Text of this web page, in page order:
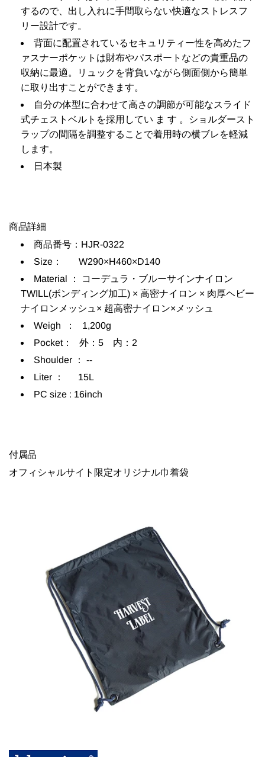
するので、出し入れに手間取らない快適なストレスフ
リー設計です。
背面に配置されているセキュリティー性を高めたフ
ァスナーポケットは財布やパスポートなどの貴重品の
収納に最適。リュックを背負いながら側面側から簡単
に取り出すことができます。
自分の体型に合わせて高さの調節が可能なスライド
式チェストベルトを採用してい ま す 。ショルダースト
ラップの間隔を調整することで着用時の横ブレを軽減
します。
日本製
商品詳細
商品番号：HJR-0322
Size ：
W290×H460×D140
Material
：
コーデュラ・ブルーサインナイロン
TWILL(ボンディング加工) × 高密ナイロン × 肉厚ヘビー
ナイロンメッシュ × 超高密ナイロン×メッシュ
Weigh
：
1,200g
Pocket： 外：5 内：2
Shoulder
：
--
Liter
：
15L
PC size : 16inch
付属品
オフィシャルサイト限定オリジナル巾着袋